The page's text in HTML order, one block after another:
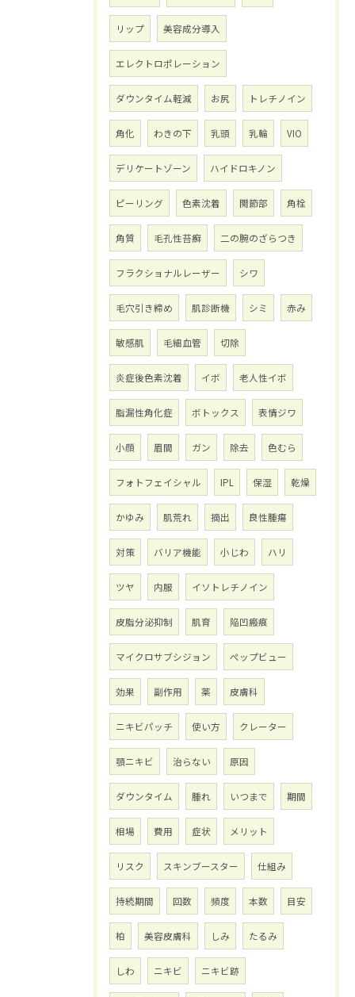
リップ 美容成分導入
エレクトロポレーション
ダウンタイム軽減 お尻 トレチノイン
角化 わきの下 乳頭 乳輪 VIO
デリケートゾーン ハイドロキノン
ピーリング 色素沈着 関節部 角栓
角質 毛孔性苔癬 二の腕のざらつき
フラクショナルレーザー シワ
毛穴引き締め 肌診断機 シミ 赤み
敏感肌 毛細血管 切除
炎症後色素沈着 イボ 老人性イボ
脂漏性角化症 ボトックス 表情ジワ
小顔 眉間 ガン 除去 色むら
フォトフェイシャル IPL 保湿 乾燥
かゆみ 肌荒れ 摘出 良性腫瘍
対策 バリア機能 小じわ ハリ
ツヤ 内服 イソトレチノイン
皮脂分泌抑制 肌育 陥凹瘢痕
マイクロサブシジョン ペップビュー
効果 副作用 薬 皮膚科
ニキビパッチ 使い方 クレーター
顎ニキビ 治らない 原因
ダウンタイム 腫れ いつまで 期間
相場 費用 症状 メリット
リスク スキンブースター 仕組み
持続期間 回数 頻度 本数 目安
柏 美容皮膚科 しみ たるみ
しわ ニキビ ニキビ跡